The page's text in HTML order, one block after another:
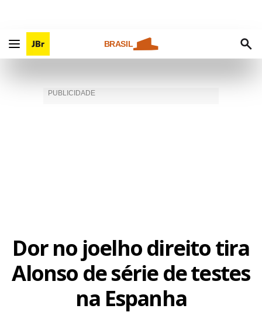
BRASIL
Dor no joelho direito tira
Alonso de série de testes
na Espanha